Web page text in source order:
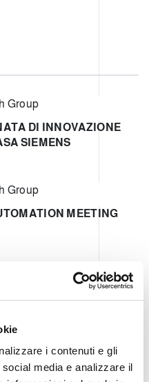
i contenuti e gli
media e analizzare il
Group
DI INNOVAZIONE
SIEMENS
Group
MEETING
LA NOSTRA
Group